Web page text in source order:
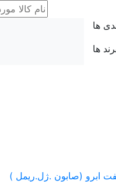
ها
ها
ابرو (صابون .ژل.ریمل )